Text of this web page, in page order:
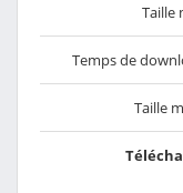
Taille
Temps de
Taille